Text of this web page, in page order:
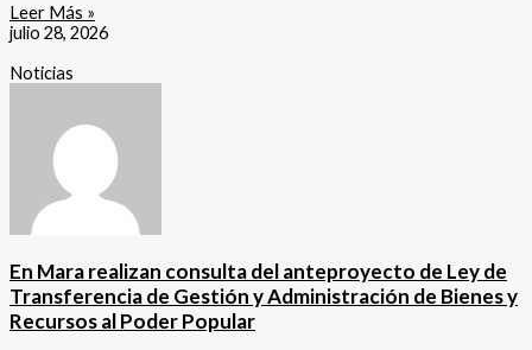
Leer Más »
julio 28, 2026
Noticias
En Mara realizan consulta del anteproyecto de Ley de
Transferencia de Gestión y Administración de Bienes y
Recursos al Poder Popular